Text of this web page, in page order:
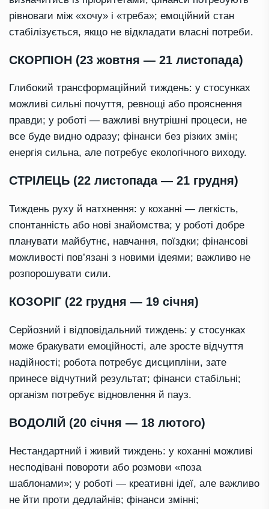
рівноваги між «хочу» і «треба»; емоційний стан
стабілізується, якщо не відкладати власні потреби.
СКОРПІОН (23 жовтня — 21 листопада)
Глибокий трансформаційний тиждень: у стосунках
можливі сильні почуття, ревнощі або прояснення
правди; у роботі — важливі внутрішні процеси, не
все буде видно одразу; фінанси без різких змін;
енергія сильна, але потребує екологічного виходу.
СТРІЛЕЦЬ (22 листопада — 21 грудня)
Тиждень руху й натхнення: у коханні — легкість,
спонтанність або нові знайомства; у роботі добре
планувати майбутнє, навчання, поїздки; фінансові
можливості пов’язані з новими ідеями; важливо не
розпорошувати сили.
КОЗОРІГ (22 грудня — 19 січня)
Серйозний і відповідальний тиждень: у стосунках
може бракувати емоційності, але зросте відчуття
надійності; робота потребує дисципліни, зате
принесе відчутний результат; фінанси стабільні;
організм потребує відновлення й пауз.
ВОДОЛІЙ (20 січня — 18 лютого)
Нестандартний і живий тиждень: у коханні можливі
несподівані повороти або розмови «поза
шаблонами»; у роботі — креативні ідеї, але важливо
не йти проти дедлайнів; фінанси змінні;